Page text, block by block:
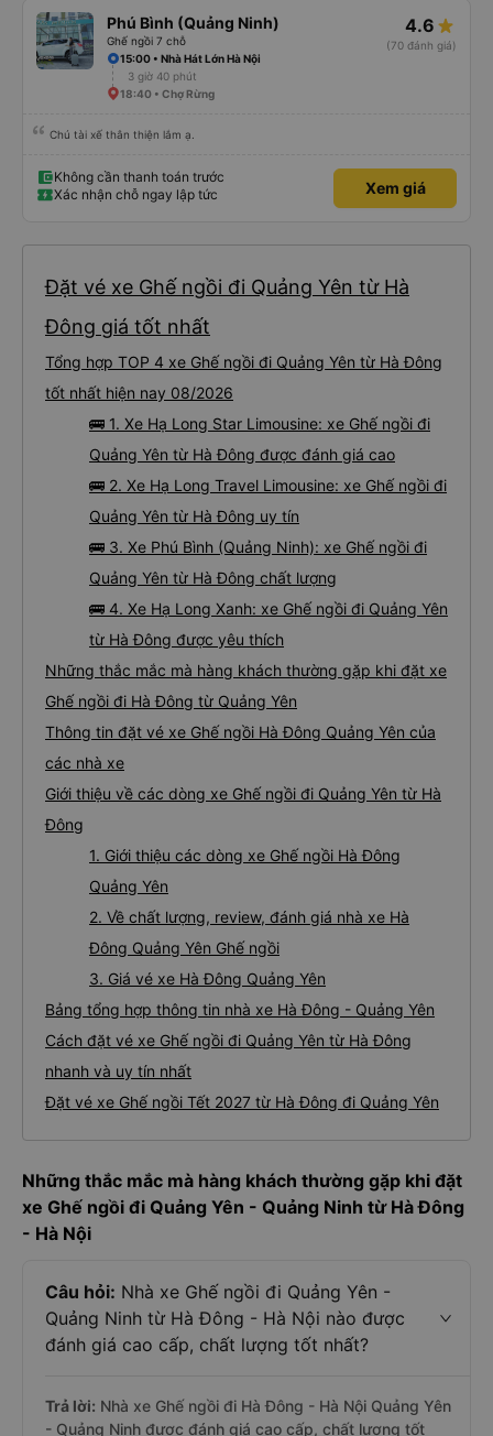
tuyệt vời và sự thấu hiểu. Họ đã nỗ lực hết mình (theo đúng nghĩa đen!) để
đảm bảo kỳ nghỉ của chúng tôi không bị hủy hoại. Rất, rất đáng để giới thiệu!
Phú Bình (Quảng Ninh)
Ghế ngồi 7 chỗ
4.6
(70 đánh giá)
15:00 • Nhà Hát Lớn Hà Nội
3 giờ 40 phút
18:40 • Chợ Rừng
Chú tài xế thân thiện lắm ạ.
Không cần thanh toán trước
Xác nhận chỗ ngay lập tức
Xem giá
Đặt vé xe Ghế ngồi đi Quảng Yên từ Hà
Đông giá tốt nhất
Tổng hợp TOP 4 xe Ghế ngồi đi Quảng Yên từ Hà Đông
tốt nhất hiện nay 08/2026
🚌 1. Xe Hạ Long Star Limousine: xe Ghế ngồi đi
Quảng Yên từ Hà Đông được đánh giá cao
🚌 2. Xe Hạ Long Travel Limousine: xe Ghế ngồi đi
Quảng Yên từ Hà Đông uy tín
🚌 3. Xe Phú Bình (Quảng Ninh): xe Ghế ngồi đi
Quảng Yên từ Hà Đông chất lượng
🚌 4. Xe Hạ Long Xanh: xe Ghế ngồi đi Quảng Yên
từ Hà Đông được yêu thích
Những thắc mắc mà hàng khách thường gặp khi đặt xe
Ghế ngồi đi Hà Đông từ Quảng Yên
Thông tin đặt vé xe Ghế ngồi Hà Đông Quảng Yên của
các nhà xe
Giới thiệu về các dòng xe Ghế ngồi đi Quảng Yên từ Hà
Đông
1. Giới thiệu các dòng xe Ghế ngồi Hà Đông
Quảng Yên
2. Về chất lượng, review, đánh giá nhà xe Hà
Đông Quảng Yên Ghế ngồi
3. Giá vé xe Hà Đông Quảng Yên
Bảng tổng hợp thông tin nhà xe Hà Đông - Quảng Yên
Cách đặt vé xe Ghế ngồi đi Quảng Yên từ Hà Đông
nhanh và uy tín nhất
Đặt vé xe Ghế ngồi Tết 2027 từ Hà Đông đi Quảng Yên
Những thắc mắc mà hàng khách thường gặp khi đặt
xe Ghế ngồi đi Quảng Yên - Quảng Ninh từ Hà Đông
- Hà Nội
Câu hỏi: Nhà xe Ghế ngồi đi Quảng Yên -
Quảng Ninh từ Hà Đông - Hà Nội nào được
đánh giá cao cấp, chất lượng tốt nhất?
Trả lời: Nhà xe Ghế ngồi đi Hà Đông - Hà Nội Quảng Yên
- Quảng Ninh được đánh giá cao cấp, chất lượng tốt